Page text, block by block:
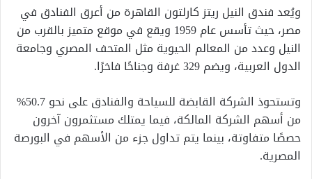
ويُعد فندق النيل ريتز كارلتون القاهرة من أعرق الفنادق في
مصر، حيث تأسس عام 1959 ويقع في موقع متميز بالقرب من
النيل وعدد من المعالم الحيوية مثل المتحف المصري وجامعة
الدول العربية، ويضم 329 غرفة وجناحًا فاخرًا.
وتستحوذ الشركة القابضة للسياحة والفنادق على نحو 50.7%
من أسهم الشركة المالكة، فيما يمتلك مستثمرون آخرون
حصصًا متفاوتة، بينما يتم تداول جزء من الأسهم في البورصة
المصرية.